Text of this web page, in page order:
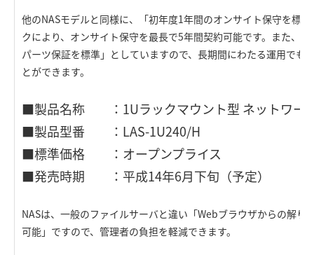
他のNASモデルと同様に、「初年度1年間のオンサイト保守を標
クにより、オンサイト保守を最長で5年間契約可能です。また、
パーツ保証を標準」としていますので、長期間にわたる運用でも
とができます。
■製品名称 ：1Uラックマウント型 ネットワー
■製品型番 ：LAS-1U240/H
■標準価格 ：オープンプライス
■発売時期 ：平成14年6月下旬（予定）
NASは、一般のファイルサーバと違い「Webブラウザからの解り
可能」ですので、管理者の負担を軽減できます。